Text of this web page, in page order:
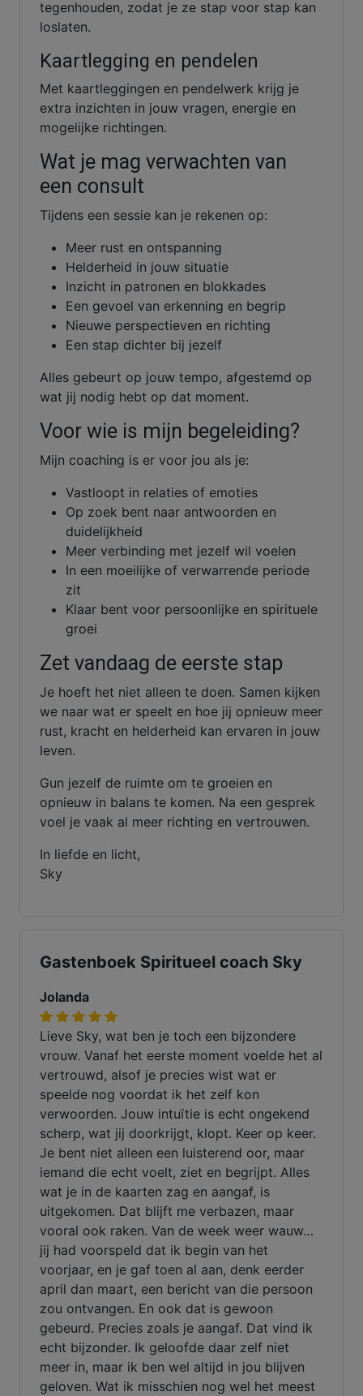
tegenhouden, zodat je ze stap voor stap kan
loslaten.
Kaartlegging en pendelen
Met kaartleggingen en pendelwerk krijg je
extra inzichten in jouw vragen, energie en
mogelijke richtingen.
Wat je mag verwachten van
een consult
Tijdens een sessie kan je rekenen op:
Meer rust en ontspanning
Helderheid in jouw situatie
Inzicht in patronen en blokkades
Een gevoel van erkenning en begrip
Nieuwe perspectieven en richting
Een stap dichter bij jezelf
Alles gebeurt op jouw tempo, afgestemd op
wat jij nodig hebt op dat moment.
Voor wie is mijn begeleiding?
Mijn coaching is er voor jou als je:
Vastloopt in relaties of emoties
Op zoek bent naar antwoorden en
duidelijkheid
Meer verbinding met jezelf wil voelen
In een moeilijke of verwarrende periode
zit
Klaar bent voor persoonlijke en spirituele
groei
Zet vandaag de eerste stap
Je hoeft het niet alleen te doen. Samen kijken
we naar wat er speelt en hoe jij opnieuw meer
rust, kracht en helderheid kan ervaren in jouw
leven.
Gun jezelf de ruimte om te groeien en
opnieuw in balans te komen. Na een gesprek
voel je vaak al meer richting en vertrouwen.
In liefde en licht,
Sky
Gastenboek Spiritueel coach Sky
Jolanda
Lieve Sky, wat ben je toch een bijzondere
vrouw. Vanaf het eerste moment voelde het al
vertrouwd, alsof je precies wist wat er
speelde nog voordat ik het zelf kon
verwoorden. Jouw intuïtie is echt ongekend
scherp, wat jij doorkrijgt, klopt. Keer op keer.
Je bent niet alleen een luisterend oor, maar
iemand die echt voelt, ziet en begrijpt. Alles
wat je in de kaarten zag en aangaf, is
uitgekomen. Dat blijft me verbazen, maar
vooral ook raken. Van de week weer wauw…
jij had voorspeld dat ik begin van het
voorjaar, en je gaf toen al aan, denk eerder
april dan maart, een bericht van die persoon
zou ontvangen. En ook dat is gewoon
gebeurd. Precies zoals je aangaf. Dat vind ik
echt bijzonder. Ik geloofde daar zelf niet
meer in, maar ik ben wel altijd in jou blijven
geloven. Wat ik misschien nog wel het meest